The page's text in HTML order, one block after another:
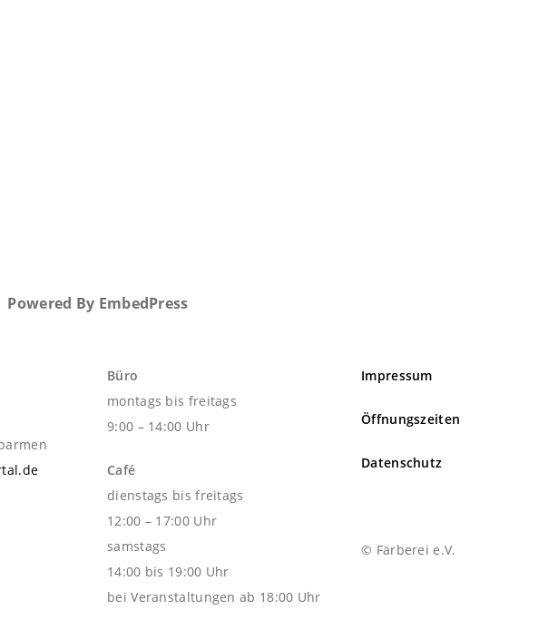
Powered By EmbedPress
Büro
montags bis freitags
9:00 – 14:00 Uhr
Café
dienstags bis freitags
12:00 – 17:00 Uhr
samstags
14:00 bis 19:00 Uhr
bei Veranstaltungen ab 18:00 Uhr
Impressum
Öffnungszeiten
Datenschutz
© Färberei e.V.